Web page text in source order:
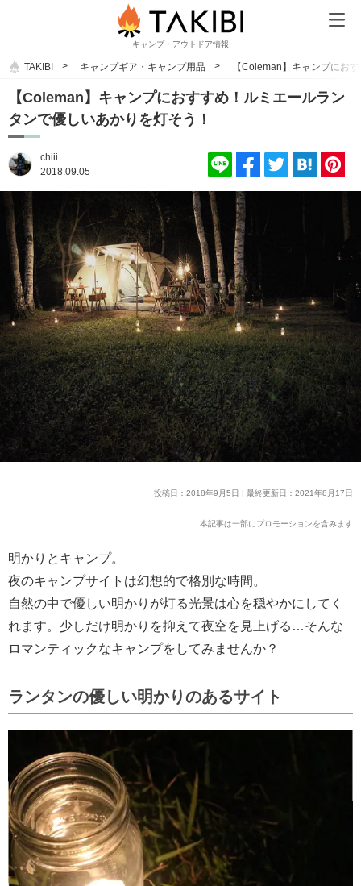
キャンプ・アウトドア情報
TAKIBI キャンプギア・キャンプ用品 【Coleman】キャンプにお
【Coleman】キャンプにおすすめ！ルミエールラン
タンで優しいあかりを灯そう！
chiii
2018.09.05
投稿日：2018年9月5日 | 最終更新日：2021年8月17日
本記事は一部にプロモーションを含みます
明かりとキャンプ。
夜のキャンプサイトは幻想的で格別な時間。
自然の中で優しい明かりが灯る光景は心を穏やかにしてく
れます。少しだけ明かりを抑えて夜空を見上げる…そんな
ロマンティックなキャンプをしてみませんか？
ランタンの優しい明かりのあるサイト